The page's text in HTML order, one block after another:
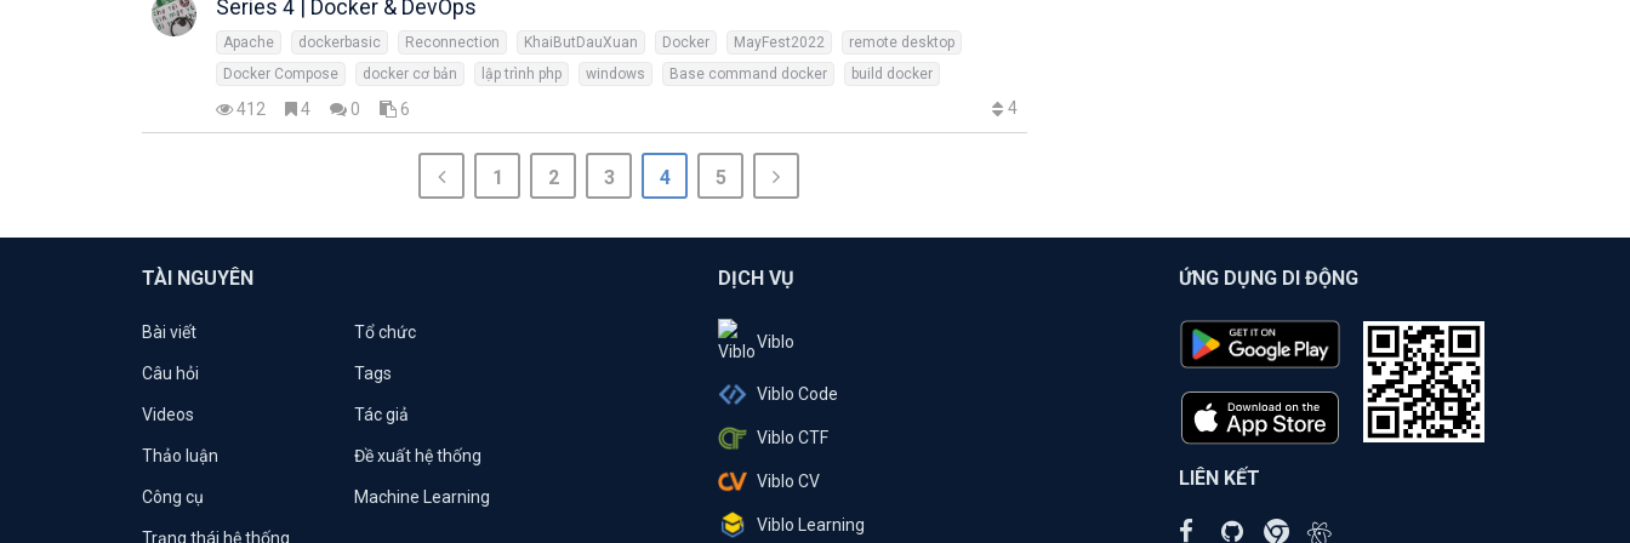
Series 4 | Docker & DevOps
Apache dockerbasic Reconnection KhaiButDauXuan Docker MayFest2022
remote desktop
Docker Compose
docker cơ bản lập trình php windows Base command docker build docker
412 4 0 6 4
1 2 3 4 5
TÀI NGUYÊN
Bài viết Tổ chức
Câu hỏi Tags
Videos Tác giả
Thảo luận Đề xuất hệ thống
Công cụ Machine Learning
Trạng thái hệ thống
DỊCH VỤ
Viblo
Viblo Code
Viblo CTF
Viblo CV
Viblo Learning
ỨNG DỤNG DI ĐỘNG
LIÊN KẾT